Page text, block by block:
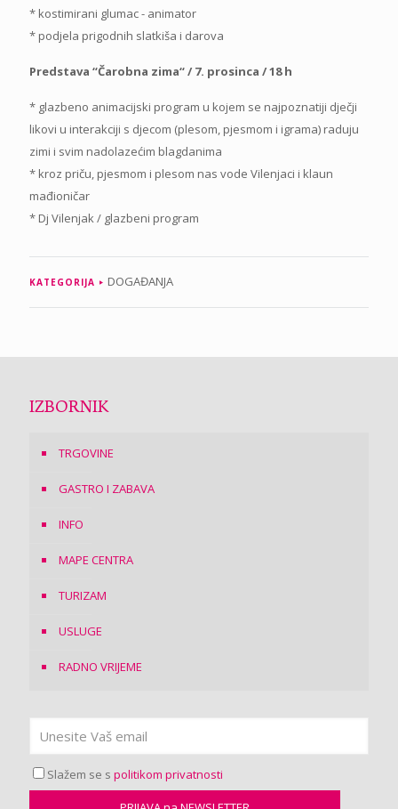
* kostimirani glumac - animator
* podjela prigodnih slatkiša i darova
Predstava “Čarobna zima“ / 7. prosinca / 18 h
* glazbeno animacijski program u kojem se najpoznatiji dječji
likovi u interakciji s djecom (plesom, pjesmom i igrama) raduju
zimi i svim nadolazećim blagdanima
* kroz priču, pjesmom i plesom nas vode Vilenjaci i klaun
mađioničar
* Dj Vilenjak / glazbeni program
KATEGORIJA DOGAĐANJA
IZBORNIK
TRGOVINE
GASTRO I ZABAVA
INFO
MAPE CENTRA
TURIZAM
USLUGE
RADNO VRIJEME
Slažem se s politikom privatnosti